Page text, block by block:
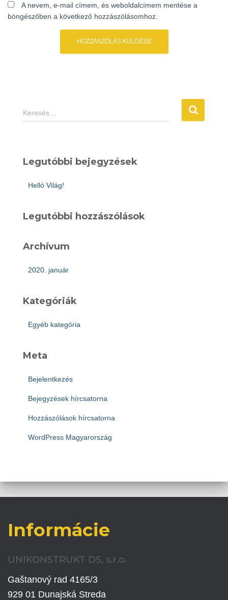
A nevem, e-mail címem, és weboldalcímem mentése a
böngészőben a következő hozzászólásomhoz.
Keresés…
Legutóbbi bejegyzések
Helló Világ!
Legutóbbi hozzászólások
Archívum
2020. január
Kategóriák
Egyéb kategória
Meta
Bejelentkezés
Bejegyzések hírcsatorna
Hozzászólások hírcsatorna
WordPress Magyarország
Informácie
UNIKONSTRUKT DS, s.r.o.
Gaštanový rad 4165/3
929 01 Dunajská Streda